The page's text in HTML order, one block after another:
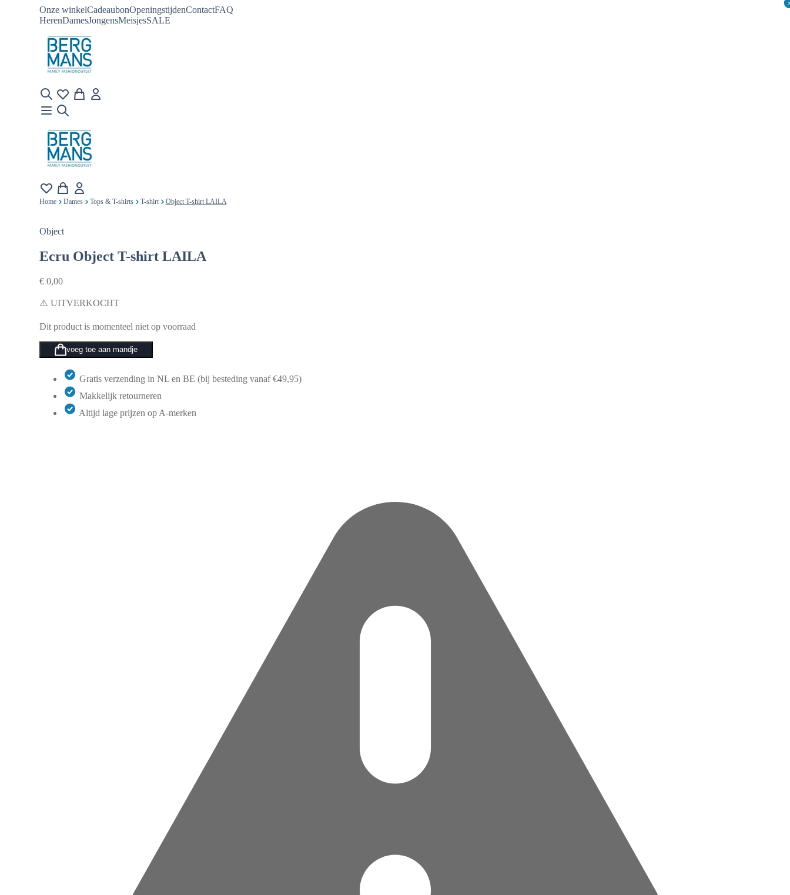
Onze winkelCadeaubonOpeningstijdenContactFAQ
HerenDamesJongensMeisjesSALE
Home Dames Tops & T-shirts T-shirt Object T-shirt LAILA
Object
Ecru Object T-shirt LAILA
€0,00
⚠️ UITVERKOCHT
Dit product is momenteel niet op voorraad
voeg toe aan mandje
Gratis verzending in NL en BE (bij besteding vanaf €49,95)
Makkelijk retourneren
Altijd lage prijzen op A-merken